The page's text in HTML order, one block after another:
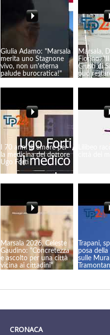
Giulia Adamo: "Marsala
merita uno Stagnone
vivo, non un'eterna
palude burocratica!"
Marsala,
Fiorino: "Il
Giusti di
può
I 70 anni di amore per
la medicina del dottore
Ugo Forti
Lilibeo
città dei
Marsala 2026, Celeste
Gaudino: "Concretezza
e ascolto per una città
vicina ai cittadini"
Trapani,
posa
sulle
CRONACA